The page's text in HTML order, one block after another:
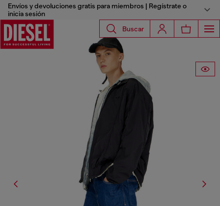
Envíos y devoluciones gratis para miembros | Regístrate o
inicia sesión
Buscar